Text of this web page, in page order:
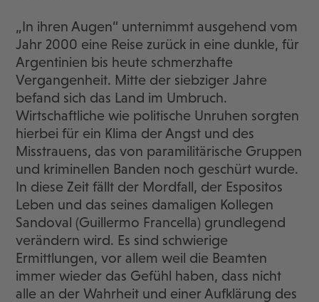
„In ihren Augen“ unternimmt ausgehend vom
Jahr 2000 eine Reise zurück in eine dunkle, für
Argentinien bis heute schmerzhafte
Vergangenheit. Mitte der siebziger Jahre
befand sich das Land im Umbruch.
Wirtschaftliche wie politische Unruhen sorgten
hierbei für ein Klima der Angst und des
Misstrauens, das von paramilitärische Gruppen
und kriminellen Banden noch geschürt wurde.
In diese Zeit fällt der Mordfall, der Espositos
Leben und das seines damaligen Kollegen
Sandoval (Guillermo Francella) grundlegend
verändern wird. Es sind schwierige
Ermittlungen, vor allem weil die Beamten
immer wieder das Gefühl haben, dass nicht
alle an der Wahrheit und einer Aufklärung des